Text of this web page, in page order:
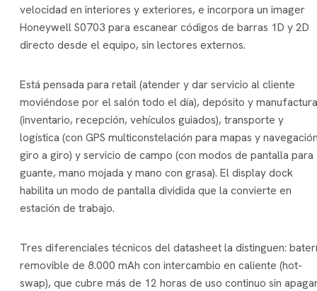
velocidad en interiores y exteriores, e incorpora un imager
Honeywell S0703 para escanear códigos de barras 1D y 2D
directo desde el equipo, sin lectores externos.
Está pensada para retail (atender y dar servicio al cliente
moviéndose por el salón todo el día), depósito y manufactura
(inventario, recepción, vehículos guiados), transporte y
logística (con GPS multiconstelación para mapas y
giro a giro) y servicio de campo (con modos de pantalla para
guante, mano mojada y mano con grasa). El display dock
habilita un modo de pantalla dividida que la convierte en
estación de trabajo.
Tres diferenciales técnicos del datasheet la distinguen:
removible de 8.000 mAh con intercambio en caliente (hot-
swap), que cubre más de 12 horas de uso continuo sin